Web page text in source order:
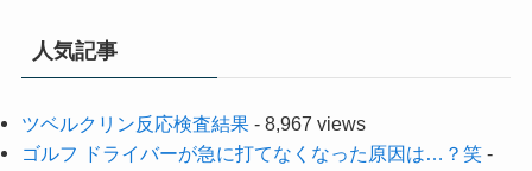
人気記事
ツベルクリン反応検査結果- 8,967 views
ゴルフ ドライバーが急に打てなくなった原因は…？笑-